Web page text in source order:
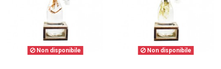
Non disponibile Non disponibile